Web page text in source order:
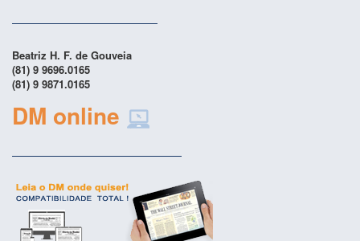
Beatriz H. F. de Gouveia
(81) 9 9696.0165
(81) 9 9871.0165
DM online